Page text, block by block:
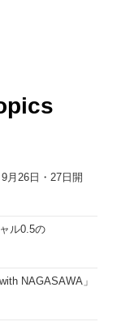
月26日・27日開
ル0.5の
NAGASAWA」